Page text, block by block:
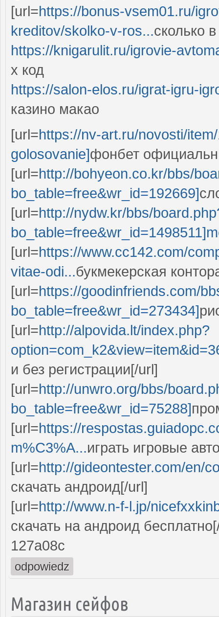
[url=https://bonus-vsem01.ru/
kreditov/skolko-v-ros...сколько
https://knigarulit.ru/igrovie-
x код
https://salon-elos.ru/igrat-igru-
казино макао
[url=https://nv-art.ru/novosti/
golosovanie]фонбет
[url=http://bohyeon.co.kr/bbs/
bo_table=free&wr_id=192669]
[url=http://nydw.kr/bbs/
[url=https://www.cc142.com/
vitae-odi...букмекерская
[url=https://goodinfriends.com/
bo_table=free&wr_id=273434]
[url=http://alpovida.lt/index.php?
и без регистрации[/url]
[url=http://unwro.org/bbs/
bo_table=free&wr_id=75288]
[url=https://
m%C3%A...играть игровые
[url=http://gideontester.com/en/
скачать андроид[/url]
[url=http://www.n-f-l.jp/
скачать на андроид
127a08c
odpowiedz
Магазин сейфов